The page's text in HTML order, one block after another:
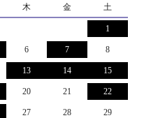
木 金 土
1
6 7 8
13 14 15
20 21 22
27 28 29